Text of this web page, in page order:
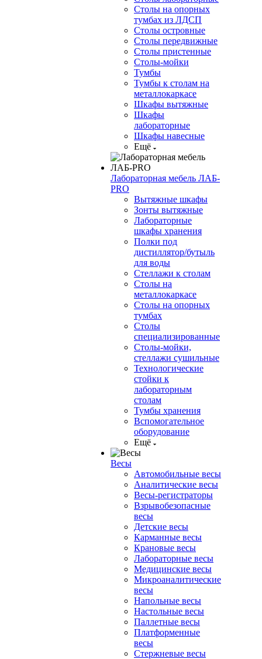
Столы на опорных
тумбах из ЛДСП
Столы островные
Столы передвижные
Столы пристенные
Столы-мойки
Тумбы
Тумбы к столам на
металлокаркасе
Шкафы вытяжные
Шкафы
лабораторные
Шкафы навесные
Ещё
Лабораторная мебель ЛАБ-
PRO
Вытяжные шкафы
Зонты вытяжные
Лабораторные
шкафы хранения
Полки под
дистиллятор/бутыль
для воды
Стеллажи к столам
Столы на
металлокаркасе
Столы на опорных
тумбах
Столы
специализированные
Столы-мойки,
стеллажи сушильные
Технологические
стойки к
лабораторным
столам
Тумбы хранения
Вспомогательное
оборудование
Ещё
Весы
Автомобильные весы
Аналитические весы
Весы-регистраторы
Взрывобезопасные
весы
Детские весы
Карманные весы
Крановые весы
Лабораторные весы
Медицинские весы
Микроаналитические
весы
Напольные весы
Настольные весы
Паллетные весы
Платформенные
весы
Стержневые весы